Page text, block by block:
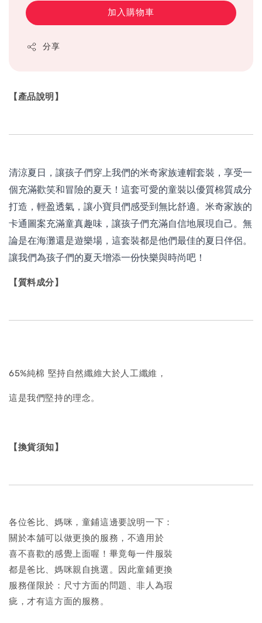
加入購物車
分享
【產品說明】
清涼夏日，讓孩子們穿上我們的米奇家族連帽套裝，享受一
個充滿歡笑和冒險的夏天！這套可愛的童裝以優質棉質成分
打造，輕盈透氣，讓小寶貝們感受到無比舒適。米奇家族的
卡通圖案充滿童真趣味，讓孩子們充滿自信地展現自己。 無
論是在海灘還是遊樂場，這套裝都是他們最佳的夏日伴侶。
讓我們為孩子們的夏天增添一份快樂與時尚吧！
【質料成分】
65%純棉 堅持自然纖維大於人工纖維，
這是我們堅持的理念。
【換貨須知】
各位爸比、媽咪，童鋪這邊要說明一下：
關於本舖可以做更換的服務，不適用於
喜不喜歡的感覺上面喔！畢竟每一件服裝
都是爸比、媽咪親自挑選。因此童鋪更換
服務僅限於：尺寸方面的問題、非人為瑕
疵，才有這方面的服務。